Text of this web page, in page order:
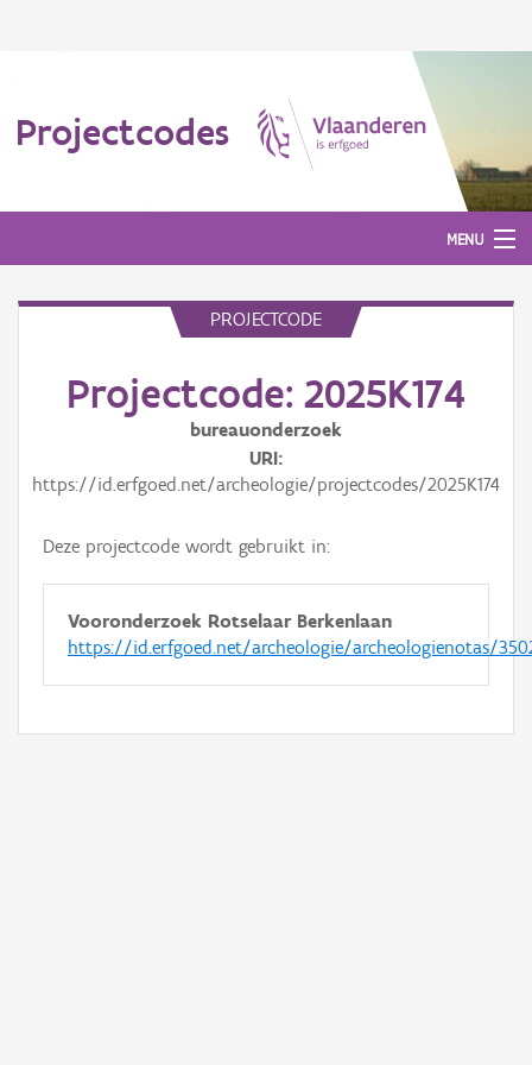
Projectcodes
MENU
PROJECTCODE
Projectcode: 2025K174
bureauonderzoek
URI
https://id.erfgoed.net/archeologie/projectcodes/2025K174
Deze projectcode wordt gebruikt in:
Vooronderzoek Rotselaar Berkenlaan
https://id.erfgoed.net/archeologie/archeologienotas/